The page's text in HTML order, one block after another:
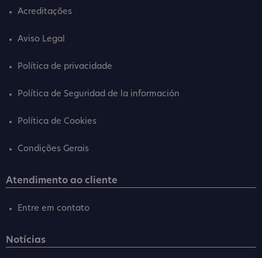
Acreditações
Aviso Legal
Política de privacidade
Política de Seguridad de la información
Política de Cookies
Condições Gerais
Atendimento ao cliente
Entre em contato
Notícias